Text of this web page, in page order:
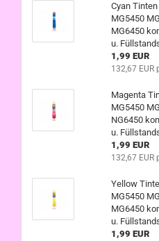
Cyan
MG5450
MG6450
u.
1,99 EUR
132,67 EUR
Magenta
MG5450
NG6450
u.
1,99 EUR
132,67 EUR
Yellow
MG5450
MG6450
u.
1,99 EUR